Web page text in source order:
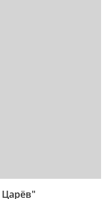
Царёв"